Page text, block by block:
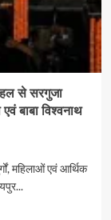
से सरगुजा
बाबा विश्वनाथ
महिलाओं एवं आर्थिक